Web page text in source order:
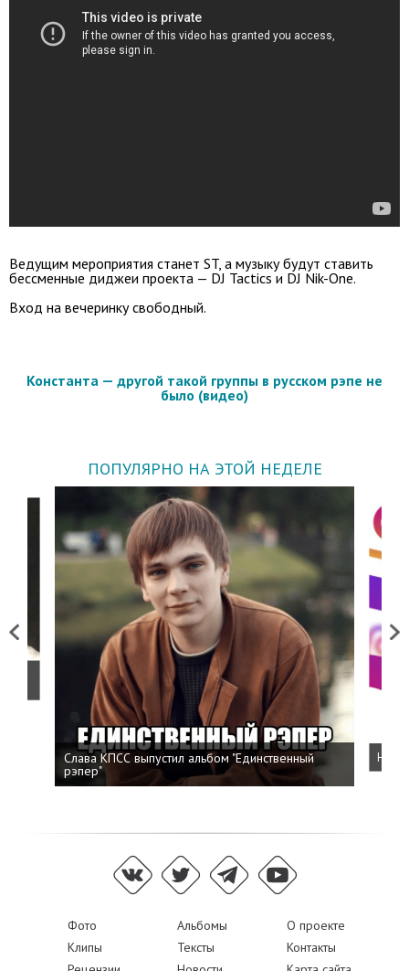
Ведущим мероприятия станет ST, а музыку будут ставить
бессменные диджеи проекта — DJ Tactics и DJ Nik-One.
Вход на вечеринку свободный.
Константа — другой такой группы в русском рэпе не
было (видео)
ПОПУЛЯРНО НА ЭТОЙ НЕДЕЛЕ
Previous
Слава КПСС выпустил альбом "Единственный
рэпер"
Next
Фото Альбомы
О проекте
Клипы
Тексты
Контакты